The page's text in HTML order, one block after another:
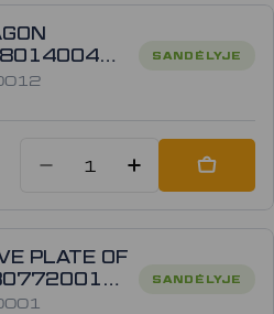
SANDĖLYJE
Sumažinti kiekį:
Padidinti
Add
PLATE OF
SANDĖLYJE